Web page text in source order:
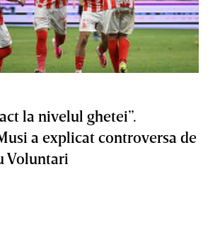
la nivelul ghetei”.
a explicat controversa de
Voluntari